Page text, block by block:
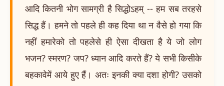
आदि कितनी भोग सामग्री है सिद्धोऽहम् -- हम सब तरहसे
सिद्ध हैं। हमने तो पहले ही कह दिया था न वैसे हो गया कि
नहीं हमारेको तो पहलेसे ही ऐसा दीखता है ये जो लोग
भजन? स्मरण? जप? ध्यान आदि करते हैं? ये सभी किसीके
बहकावेमें आये हुए हैं। अतः इनकी क्या दशा होगी? उसको